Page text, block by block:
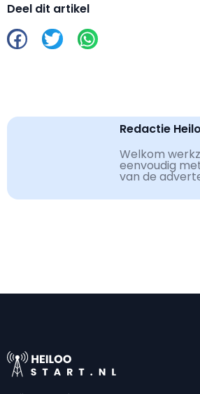
Deel dit artikel
Redactie
Welkom
eenvoudig
van de